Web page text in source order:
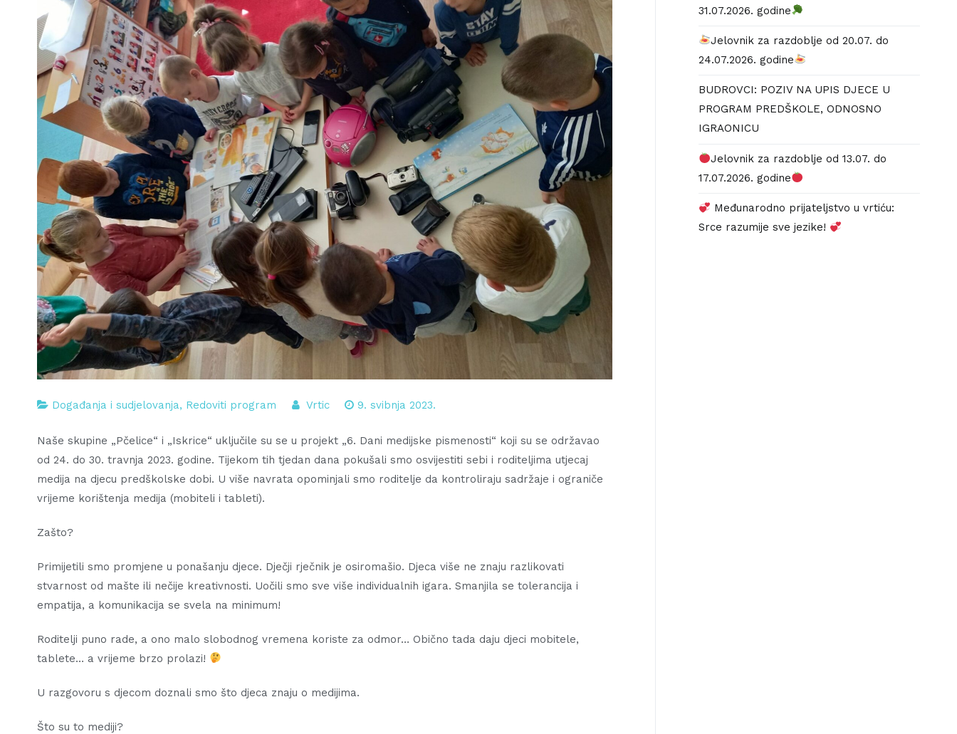
Događanja i sudjelovanja, Redoviti program Vrtic 9. svibnja 2023.
Naše skupine „Pčelice“ i „Iskrice“ uključile su se u projekt „6. Dani medijske pismenosti“ koji su se održavao
od 24. do 30. travnja 2023. godine. Tijekom tih tjedan dana pokušali smo osvijestiti sebi i roditeljima utjecaj
medija na djecu predškolske dobi. U više navrata opominjali smo roditelje da kontroliraju sadržaje i ograniče
vrijeme korištenja medija (mobiteli i tableti).
Zašto?
Primijetili smo promjene u ponašanju djece. Dječji rječnik je osiromašio. Djeca više ne znaju razlikovati
stvarnost od mašte ili nečije kreativnosti. Uočili smo sve više individualnih igara. Smanjila se tolerancija i
empatija, a komunikacija se svela na minimum!
Roditelji puno rade, a ono malo slobodnog vremena koriste za odmor… Obično tada daju djeci mobitele,
tablete… a vrijeme brzo prolazi!
U razgovoru s djecom doznali smo što djeca znaju o medijima.
Što su to mediji?
31.07.2026. godine
Jelovnik za razdoblje od 20.07. do
24.07.2026. godine
BUDROVCI: POZIV NA UPIS DJECE U
PROGRAM PREDŠKOLE, ODNOSNO
IGRAONICU
Jelovnik za razdoblje od 13.07. do
17.07.2026. godine
Međunarodno prijateljstvo u vrtiću:
Srce razumije sve jezike!